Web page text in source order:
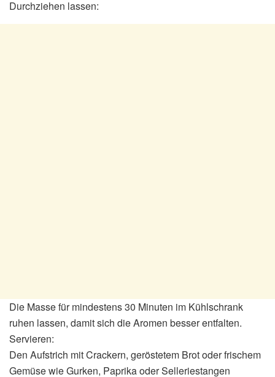
Durchziehen lassen:
Die Masse für mindestens 30 Minuten im Kühlschrank
ruhen lassen, damit sich die Aromen besser entfalten.
Servieren:
Den Aufstrich mit Crackern, geröstetem Brot oder frischem
Gemüse wie Gurken, Paprika oder Selleriestangen